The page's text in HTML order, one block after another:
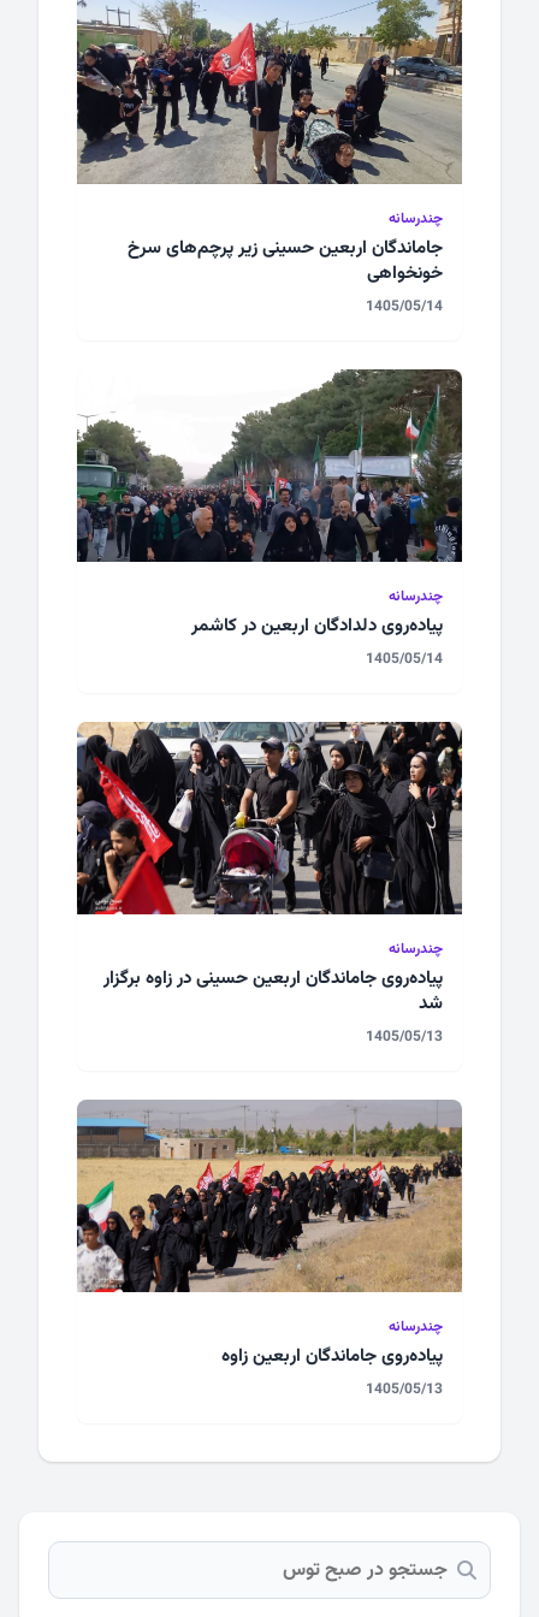
چندرسانه
جاماندگان اربعین حسینی زیر پرچم‌های سرخ
خونخواهی
1405/05/14
چندرسانه
پیاده‌روی دلدادگان اربعین در کاشمر
1405/05/14
چندرسانه
پیاده‌روی جاماندگان اربعین حسینی در زاوه برگزار
شد
1405/05/13
چندرسانه
پیاده‌روی جا‌ماندگان اربعین زاوه
1405/05/13